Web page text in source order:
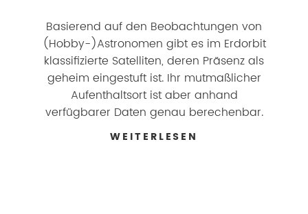
Basierend auf den Beobachtungen von
(Hobby-)Astronomen gibt es im Erdorbit
klassifizierte Satelliten, deren Präsenz als
geheim eingestuft ist. Ihr mutmaßlicher
Aufenthaltsort ist aber anhand
verfügbarer Daten genau berechenbar.
WEITERLESEN